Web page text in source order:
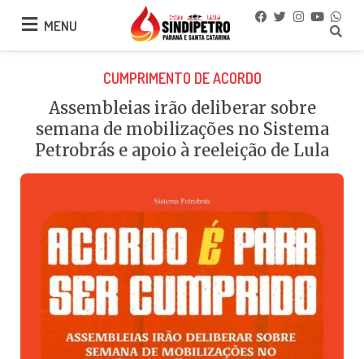
MENU
MENU
CUMPRIMENTO DE ACORDO
Assembleias irão deliberar sobre
semana de mobilizações no Sistema
Petrobrás e apoio à reeleição de Lula